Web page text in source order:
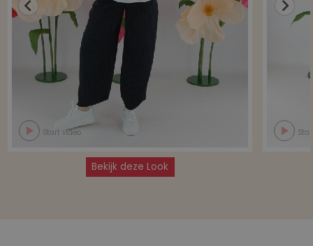
Start video
Bekijk deze Look